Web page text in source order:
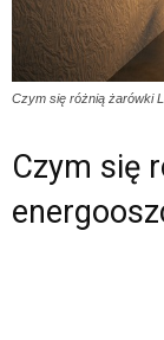
Czym się różnią żarówki
Czym się